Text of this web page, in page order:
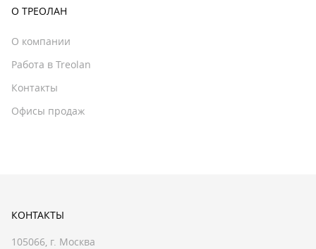
О ТРЕОЛАН
О компании
Работа в Treolan
Контакты
Офисы продаж
КОНТАКТЫ
105066, г. Москва